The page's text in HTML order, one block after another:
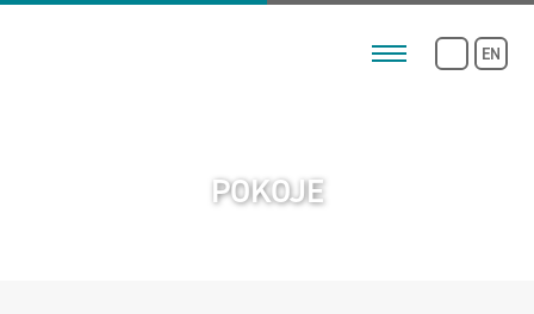
EN
POKOJE